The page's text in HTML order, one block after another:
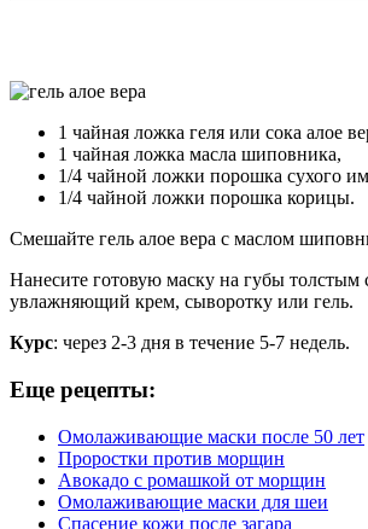
1 чайная ложка геля или сока алое
1 чайная ложка масла шиповника,
1/4 чайной ложки порошка сухого
1/4 чайной ложки порошка корицы.
Смешайте гель алое вера с маслом
Нанесите готовую маску на губы
увлажняющий крем, сыворотку или гель.
Курс: через 2-3 дня в течение 5-7 недель.
Еще рецепты:
Омолаживающие маски после 50 лет
Проростки против морщин
Авокадо с ромашкой от морщин
Омолаживающие маски для шеи
Спасение кожи после загара